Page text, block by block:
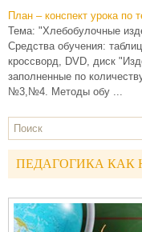
План – конспект урока по
Тема: "Хлебобулочные
Средства обучения:
кроссворд, DVD, диск
заполненные по
№3,№4. Методы обу ...
ПЕДАГОГИКА КАК